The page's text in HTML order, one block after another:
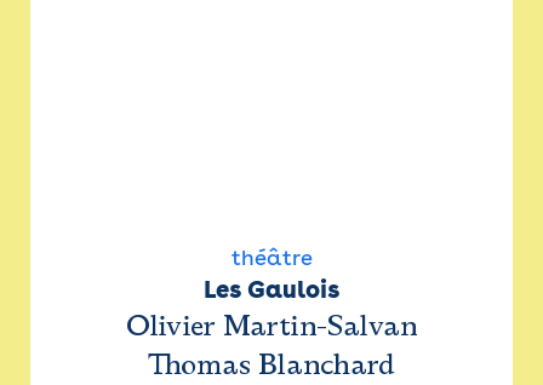
théâtre
Les Gaulois
Olivier Martin-Salvan
Thomas Blanchard